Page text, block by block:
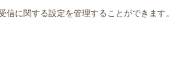
に関する設定を管理することができます。